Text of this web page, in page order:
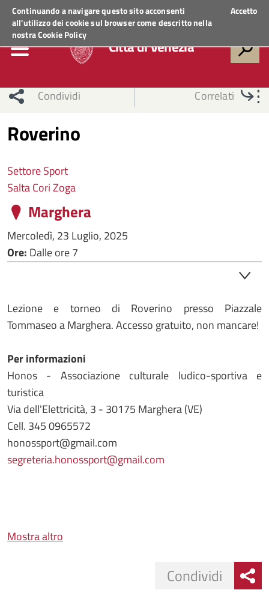
Continuando a navigare questo sito acconsenti
all'utilizzo dei cookie sul browser come descritto nella
nostraCookie Policy
Accetto
Regione VenetoACCEDI AI SERVIZI
Città di Venezia
Condividi Correlati
Roverino
Settore Sport
Salta Cori Zoga
Marghera
Mercoledì, 23 Luglio, 2025
Ore: Dalle ore 7
Lezione e torneo di Roverino presso Piazzale
Tommaseo a Marghera. Accesso gratuito, non mancare!
Per informazioni
Honos - Associazione culturale ludico-sportiva e
turistica
Via dell'Elettricità, 3 - 30175 Marghera (VE)
Cell. 345 0965572
honossport@gmail.com
segreteria.honossport@gmail.com
Mostra altro
Condividi